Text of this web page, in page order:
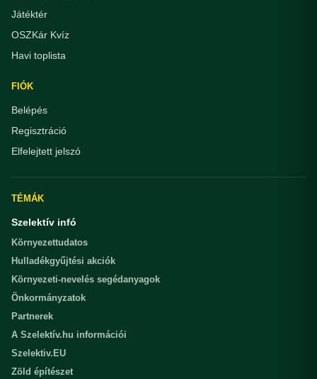
Játéktér
OSZKár Kvíz
Havi toplista
FIÓK
Belépés
Regisztráció
Elfelejtett jelszó
TÉMÁK
Szelektív infó
Környezettudatos
Hulladékgyűjtési akciók
Környezeti-nevelés segédanyagok
Önkormányzatok
Partnerek
A Szelektív.hu információi
Szelektiv.EU
Zöld építészet